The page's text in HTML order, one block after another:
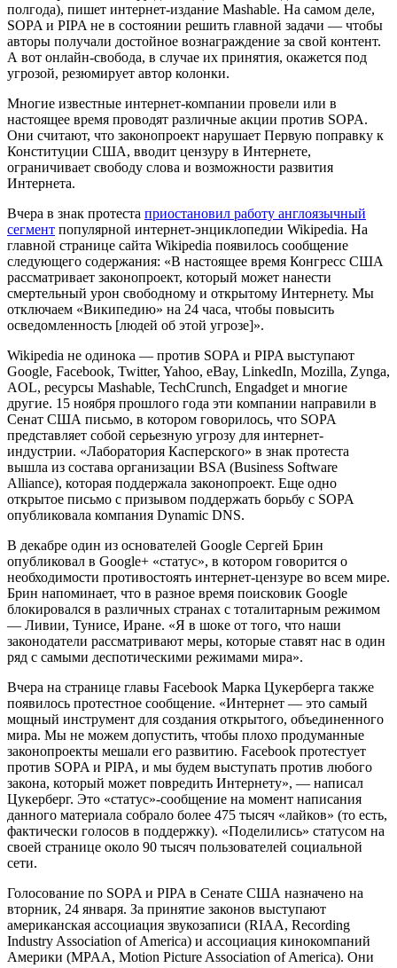
Фото: google.com/landing/takeaction
Шутка из Twitter: «Согласно SOPA, вам дадут 5 лет за
закачку песни Майкла Джексона. Это на год больше, чем
дали врачу, который его убил»
Действительно, согласно законопроекту, любая авторская
аудиозапись, опубликованная в Интернете, может стать
поводом для иска в случае, если она, хотя бы теоретически,
может принести автору деньги (от 2,5 тысяч долларов за
полгода), пишет интернет-издание Mashable. На самом деле,
SOPA и PIPA не в состоянии решить главной задачи — чтобы
авторы получали достойное вознаграждение за свой контент.
А вот онлайн-свобода, в случае их принятия, окажется под
угрозой, резюмирует автор колонки.
Многие известные интернет-компании провели или в
настоящее время проводят различные акции против SOPA.
Они считают, что законопроект нарушает Первую поправку к
Конституции США, вводит цензуру в Интернете,
ограничивает свободу слова и возможности развития
Интернета.
Вчера в знак протестаприостановил работу англоязычный
сегментпопулярной интернет-энциклопедии Wikipedia. На
следующего содержания: «В настоящее время Конгресс США
рассматривает законопроект, который может нанести
смертельный урон свободному и открытому Интернету. Мы
отключаем «Википедию» на 24 часа, чтобы повысить
осведомленность [людей об этой угрозе]».
Wikipedia не одинока — против SOPA и PIPA выступают
Google, Facebook, Twitter, Yahoo, eBay, LinkedIn, Mozilla, Zynga,
другие. 15 ноября прошлого года эти компании направили в
Сенат США письмо, в котором говорилось, что SOPA
представляет собой серьезную угрозу для интернет-
индустрии. «Лаборатория Касперского» в знак протеста
вышла из состава организации BSA (Business Software
Alliance), которая поддержала законопроект. Еще одно
открытое письмо с призывом поддержать борьбу с SOPA
опубликовала компания Dynamic DNS.
В декабре один из основателей Google Сергей Брин
опубликовал в Google+ «статус», в котором говорится о
необходимости противостоять интернет-цензуре во всем мире.
блокировался в различных странах с тоталитарным режимом
— Ливии, Тунисе, Иране. «Я в шоке от того, что наши
законодатели рассматривают меры, которые ставят нас в один
ряд с самыми деспотическими режимами мира».